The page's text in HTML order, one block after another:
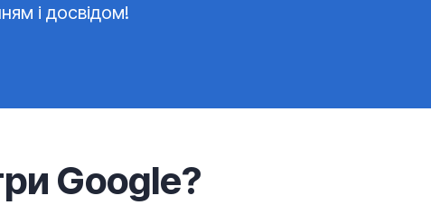
і досвідом!
Google?